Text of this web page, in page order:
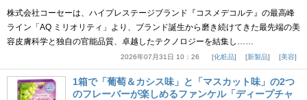
株式会社コーセーは、ハイプレステージブランド『コスメデコルテ』の最高峰
ライン「AQ ミリオリティ」より、ブランド誕生から磨き続けてきた最先端の美
容皮膚科学と独自の官能品質、卓越したテクノロジーを結集し……
2026年07月31日 10：26 化粧品 新製品 美容
1箱で「葡萄＆カシス味」と「マスカット味」の2つ
のフレーバーが楽しめるファンケル「ディープチャ